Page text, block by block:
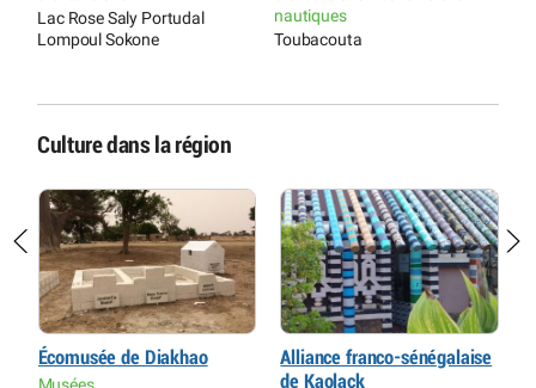
Lac Rose Saly Portudal
Lompoul Sokone
nautiques
Toubacouta
Culture dans la région
Écomusée de Diakhao
Alliance franco-sénégalaise
de Kaolack